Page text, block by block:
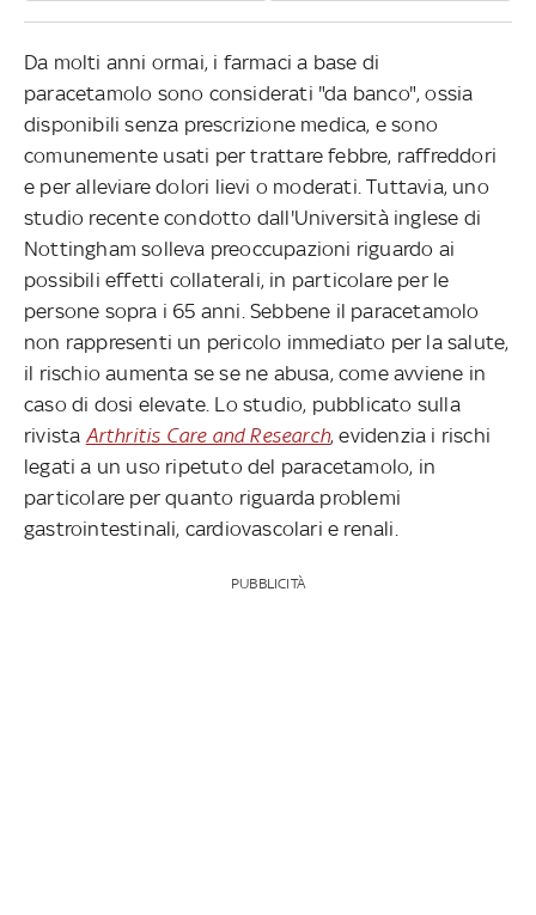
Da molti anni ormai, i farmaci a base di
paracetamolo sono considerati "da banco", ossia
disponibili senza prescrizione medica, e sono
comunemente usati per trattare febbre, raffreddori
e per alleviare dolori lievi o moderati. Tuttavia, uno
studio recente condotto dall'Università inglese di
Nottingham solleva preoccupazioni riguardo ai
possibili effetti collaterali, in particolare per le
persone sopra i 65 anni. Sebbene il paracetamolo
non rappresenti un pericolo immediato per la salute,
il rischio aumenta se se ne abusa, come avviene in
caso di dosi elevate. Lo studio, pubblicato sulla
rivista Arthritis Care and Research, evidenzia i rischi
legati a un uso ripetuto del paracetamolo, in
particolare per quanto riguarda problemi
gastrointestinali, cardiovascolari e renali.
PUBBLICITÀ